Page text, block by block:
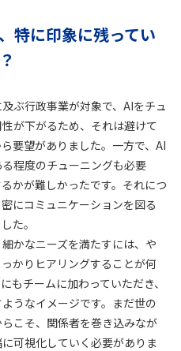
特に印象に残ってい
ぶ行政事業が対象で、AIをチュ
が下がるため、それは避けて
要望がありました。一方で、AI
程度のチューニングも必要
かが難しかったです。それにつ
にコミュニケーションを図る
た。
かなニーズを満たすには、や
かりヒアリングすることが何
もチームに加わっていただき、
うなイメージです。まだ世の
こそ、関係者を巻き込みなが
可視化していく必要がありま